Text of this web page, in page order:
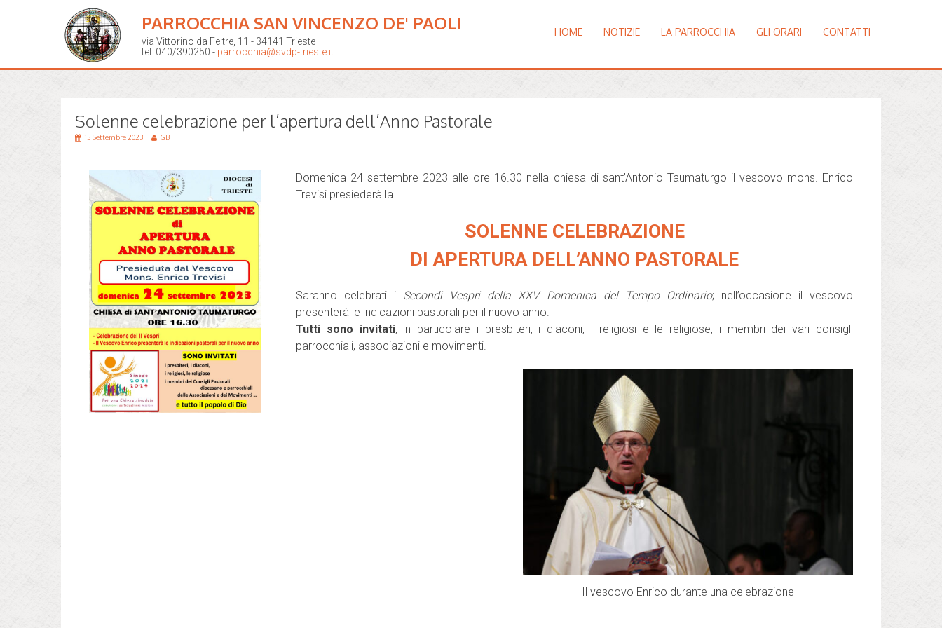
PARROCCHIA SAN VINCENZO DE' PAOLI
via Vittorino da Feltre, 11 - 34141 Trieste
tel. 040/390250 - parrocchia@svdp-trieste.it
HOME NOTIZIE LA PARROCCHIA GLI ORARI CONTATTI
Solenne celebrazione per l’apertura dell’Anno Pastorale
15 Settembre 2023 GB
Domenica 24 settembre 2023 alle ore 16.30 nella chiesa di sant’Antonio Taumaturgo il vescovo mons. Enrico
Trevisi presiederà la
SOLENNE CELEBRAZIONE
DI APERTURA DELL’ANNO PASTORALE
Saranno celebrati i Secondi Vespri della XXV Domenica del Tempo Ordinario; nell’occasione il vescovo
presenterà le indicazioni pastorali per il nuovo anno.
Tutti sono invitati, in particolare i presbiteri, i diaconi, i religiosi e le religiose, i membri dei vari consigli
parrocchiali, associazioni e movimenti.
Il vescovo Enrico durante una celebrazione